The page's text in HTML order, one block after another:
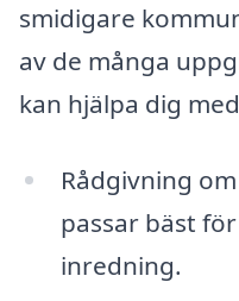
smidigare
av de många
kan hjälpa dig
Rådgivning
passar bäst
inredning.